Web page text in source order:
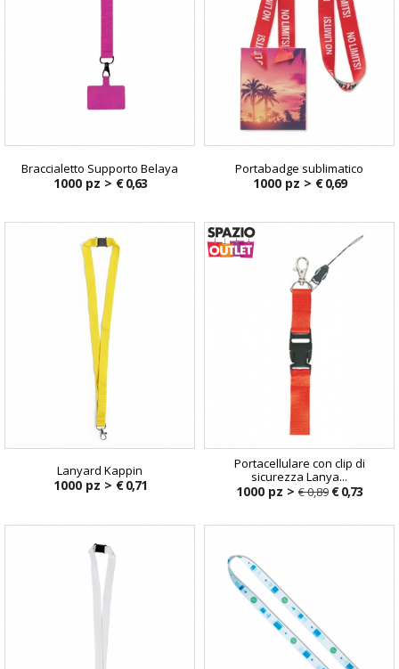
Braccialetto Supporto Belaya
1000 pz > € 0,63
Portabadge sublimatico
1000 pz > € 0,69
Lanyard Kappin
1000 pz > € 0,71
Portacellulare con clip di
sicurezza Lanya...
1000 pz > € 0,89 € 0,73